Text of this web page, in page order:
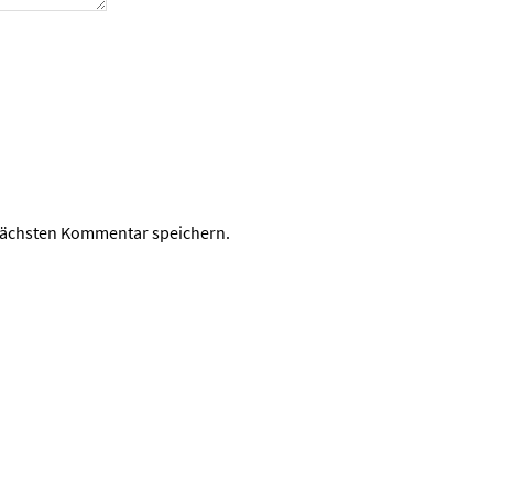
Kommentar speichern.